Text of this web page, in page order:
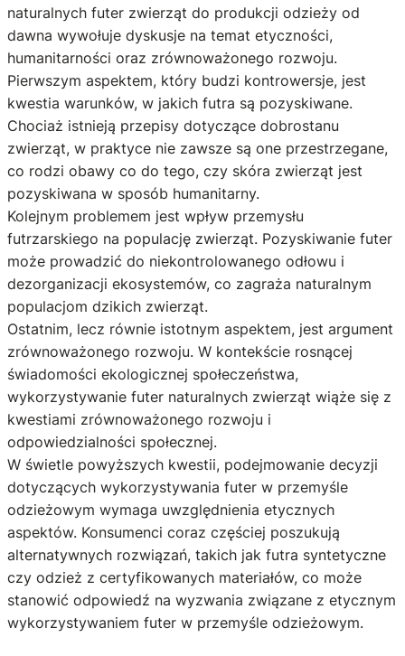
naturalnych futer zwierząt do produkcji odzieży od
dawna wywołuje dyskusje na temat etyczności,
humanitarności oraz zrównoważonego rozwoju.
Pierwszym aspektem, który budzi kontrowersje, jest
kwestia warunków, w jakich futra są pozyskiwane.
Chociaż istnieją przepisy dotyczące dobrostanu
zwierząt, w praktyce nie zawsze są one przestrzegane,
co rodzi obawy co do tego, czy skóra zwierząt jest
pozyskiwana w sposób humanitarny.
Kolejnym problemem jest wpływ przemysłu
futrzarskiego na populację zwierząt. Pozyskiwanie futer
może prowadzić do niekontrolowanego odłowu i
dezorganizacji ekosystemów, co zagraża naturalnym
populacjom dzikich zwierząt.
Ostatnim, lecz równie istotnym aspektem, jest argument
zrównoważonego rozwoju. W kontekście rosnącej
świadomości ekologicznej społeczeństwa,
wykorzystywanie futer naturalnych zwierząt wiąże się z
kwestiami zrównoważonego rozwoju i
odpowiedzialności społecznej.
W świetle powyższych kwestii, podejmowanie decyzji
dotyczących wykorzystywania futer w przemyśle
odzieżowym wymaga uwzględnienia etycznych
aspektów. Konsumenci coraz częściej poszukują
alternatywnych rozwiązań, takich jak futra syntetyczne
czy odzież z certyfikowanych materiałów, co może
stanowić odpowiedź na wyzwania związane z etycznym
wykorzystywaniem futer w przemyśle odzieżowym.